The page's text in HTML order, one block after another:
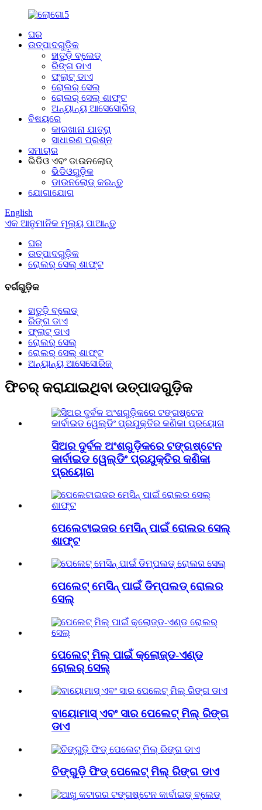
ଘର
ଉତ୍ପାଦଗୁଡ଼ିକ
ହାତୁଡ଼ି ବ୍ଲେଡ୍
ରିଙ୍ଗ ଡାଏ
ଫ୍ଲାଟ୍ ଡାଏ
ରୋଲର୍ ସେଲ୍
ରୋଲର୍ ସେଲ୍ ଶାଫ୍ଟ
ଅନ୍ୟାନ୍ୟ ଆସେସୋରିଜ୍
ବିଷୟରେ
କାରଖାନା ଯାତ୍ରା
ସାଧାରଣ ପ୍ରଶ୍ନ
ସମାଚାର
ଭିଡିଓ ଏବଂ ଡାଉନଲୋଡ୍
ଭିଡିଓଗୁଡ଼ିକ
ଡାଉନଲୋଡ୍ କରନ୍ତୁ
ଯୋଗାଯୋଗ
English
ଏକ ଆନୁମାନିକ ମୂଲ୍ୟ ପାଆନ୍ତୁ
ଘର
ଉତ୍ପାଦଗୁଡ଼ିକ
ରୋଲର୍ ସେଲ୍ ଶାଫ୍ଟ
ବର୍ଗଗୁଡ଼ିକ
ହାତୁଡ଼ି ବ୍ଲେଡ୍
ରିଙ୍ଗ ଡାଏ
ଫ୍ଲାଟ୍ ଡାଏ
ରୋଲର୍ ସେଲ୍
ରୋଲର୍ ସେଲ୍ ଶାଫ୍ଟ
ଅନ୍ୟାନ୍ୟ ଆସେସୋରିଜ୍
ଫିଚର୍ କରାଯାଇଥିବା ଉତ୍ପାଦଗୁଡ଼ିକ
ସିଅର ଦୁର୍ବଳ ଅଂଶଗୁଡ଼ିକରେ ଟଙ୍ଗଷ୍ଟେନ
କାର୍ବାଇଡ ୱେଲ୍ଡିଂ ପ୍ରଯୁକ୍ତିର କଣିକା
ପ୍ରୟୋଗ
ପେଲେଟାଇଜର ମେସିନ୍ ପାଇଁ ରୋଲର ସେଲ୍
ଶାଫ୍ଟ
ପେଲେଟ୍ ମେସିନ୍ ପାଇଁ ଡିମ୍ପଲଡ୍ ରୋଲର
ସେଲ୍
ପେଲେଟ୍ ମିଲ୍ ପାଇଁ କ୍ଲୋଜ୍ଡ-ଏଣ୍ଡ
ରୋଲର୍ ସେଲ୍
ବାୟୋମାସ୍ ଏବଂ ସାର ପେଲେଟ୍ ମିଲ୍ ରିଙ୍ଗ
ଡାଏ
ଚିଙ୍ଗୁଡ଼ି ଫିଡ୍ ପେଲେଟ୍ ମିଲ୍ ରିଙ୍ଗ ଡାଏ